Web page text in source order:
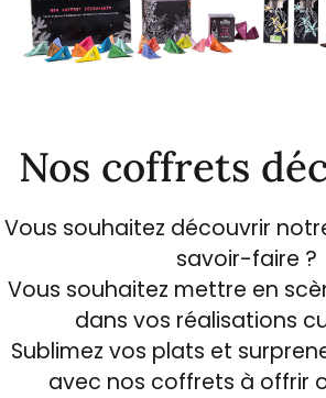
Nos coffrets
Vous souhaitez découvrir
savoir-faire ?
Vous souhaitez mettre en
dans vos réalisations
Sublimez vos plats et
avec nos coffrets à offrir